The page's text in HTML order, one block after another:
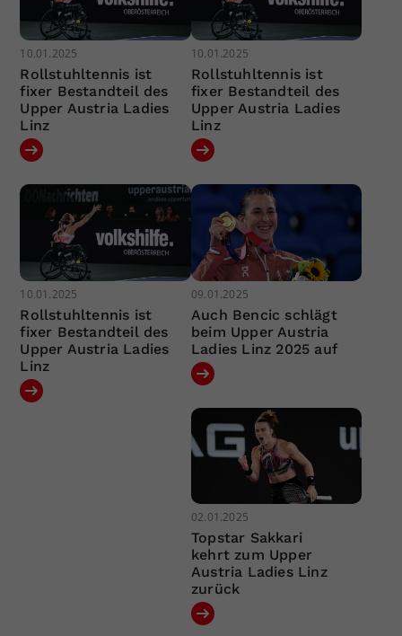
10.01.2025
Rollstuhltennis ist
fixer Bestandteil des
Upper Austria Ladies
Linz
10.01.2025
Rollstuhltennis ist
fixer Bestandteil des
Upper Austria Ladies
Linz
10.01.2025
Rollstuhltennis ist
fixer Bestandteil des
Upper Austria Ladies
Linz
09.01.2025
Auch Bencic schlägt
beim Upper Austria
Ladies Linz 2025 auf
02.01.2025
Topstar Sakkari
kehrt zum Upper
Austria Ladies Linz
zurück